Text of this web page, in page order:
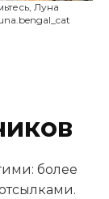
Луна
более